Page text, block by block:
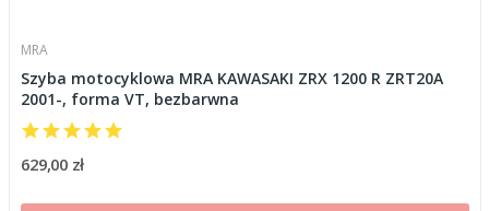
MRA
Szyba motocyklowa MRA KAWASAKI ZRX 1200 R ZRT20A
2001-, forma VT, bezbarwna
629,00 zł